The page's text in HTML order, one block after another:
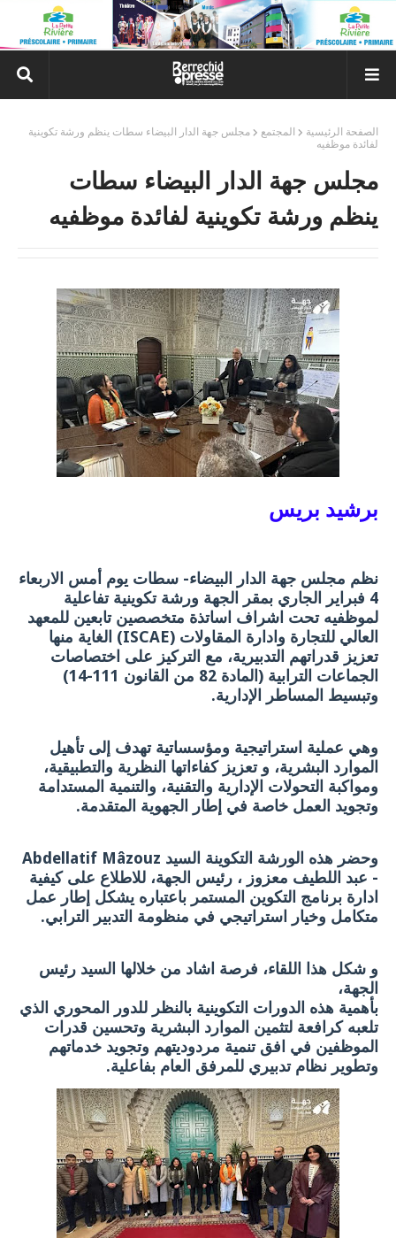
الصفحة الرئيسية المجتمع
مجلس جهة الدار البيضاء سطات ينظم ورشة تكوينية
لفائدة موظفيه
مجلس جهة الدار البيضاء سطات
ينظم ورشة تكوينية لفائدة موظفيه
برشيد بريس
نظم مجلس جهة الدار البيضاء- سطات يوم أمس الاربعاء
4 فبراير الجاري بمقر الجهة ورشة تكوينية تفاعلية
لموظفيه تحت اشراف اساتذة متخصصين تابعين للمعهد
العالي للتجارة وادارة المقاولات (ISCAE) الغاية منها
تعزيز قدراتهم التدبيرية، مع التركيز على اختصاصات
الجماعات الترابية (المادة 82 من القانون 111-14)
وتبسيط المساطر الإدارية.
وهي عملية استراتيجية ومؤسساتية تهدف إلى تأهيل
الموارد البشرية، و تعزيز كفاءاتها النظرية والتطبيقية،
ومواكبة التحولات الإدارية والتقنية، والتنمية المستدامة
وتجويد العمل خاصة في إطار الجهوية المتقدمة.
وحضر هذه الورشة التكوينة السيد Abdellatif Mâzouz
- عبد اللطيف معزوز ، رئيس الجهة، للاطلاع على كيفية
ادارة برنامج التكوين المستمر باعتباره يشكل إطار عمل
متكامل وخيار استراتيجي في منظومة التدبير الترابي.
و شكل هذا اللقاء، فرصة اشاد من خلالها السيد رئيس
الجهة،
بأهمية هذه الدورات التكوينية بالنظر للدور المحوري الذي
تلعبه كرافعة لتثمين الموارد البشرية وتحسين قدرات
الموظفين في افق تنمية مردوديتهم وتجويد خدماتهم
وتطوير نظام تدبيري للمرفق العام بفاعلية.